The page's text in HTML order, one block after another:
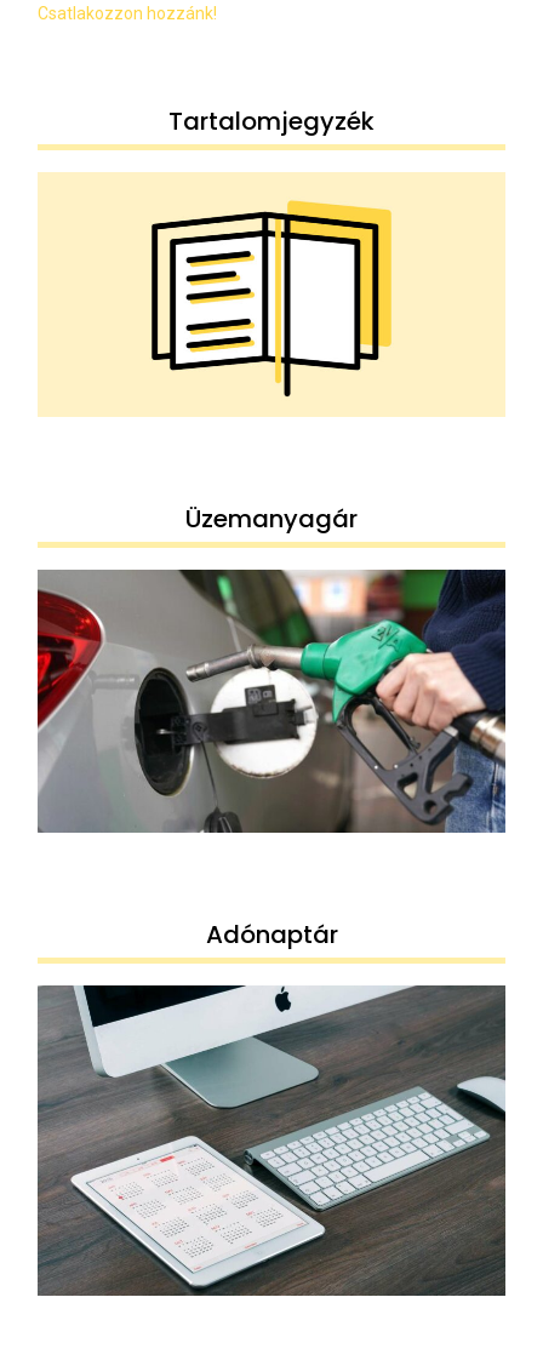
Csatlakozzon hozzánk!
Tartalomjegyzék
Üzemanyagár
Adónaptár